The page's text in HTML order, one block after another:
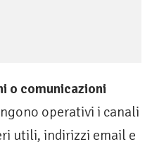
o comunicazioni
operativi i canali
utili, indirizzi email e